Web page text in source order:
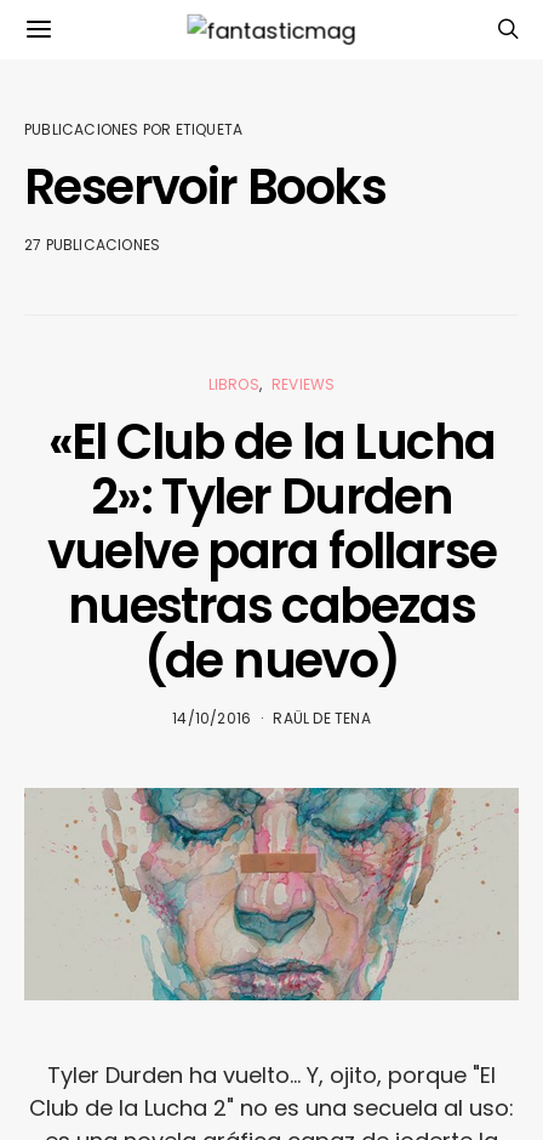
PUBLICACIONES POR ETIQUETA
Reservoir Books
27 PUBLICACIONES
LIBROS REVIEWS
«El Club de la Lucha
2»: Tyler Durden
vuelve para follarse
nuestras cabezas
(de nuevo)
14/10/2016 RAÜL DE TENA
Tyler Durden ha vuelto... Y, ojito, porque "El
Club de la Lucha 2" no es una secuela al uso: